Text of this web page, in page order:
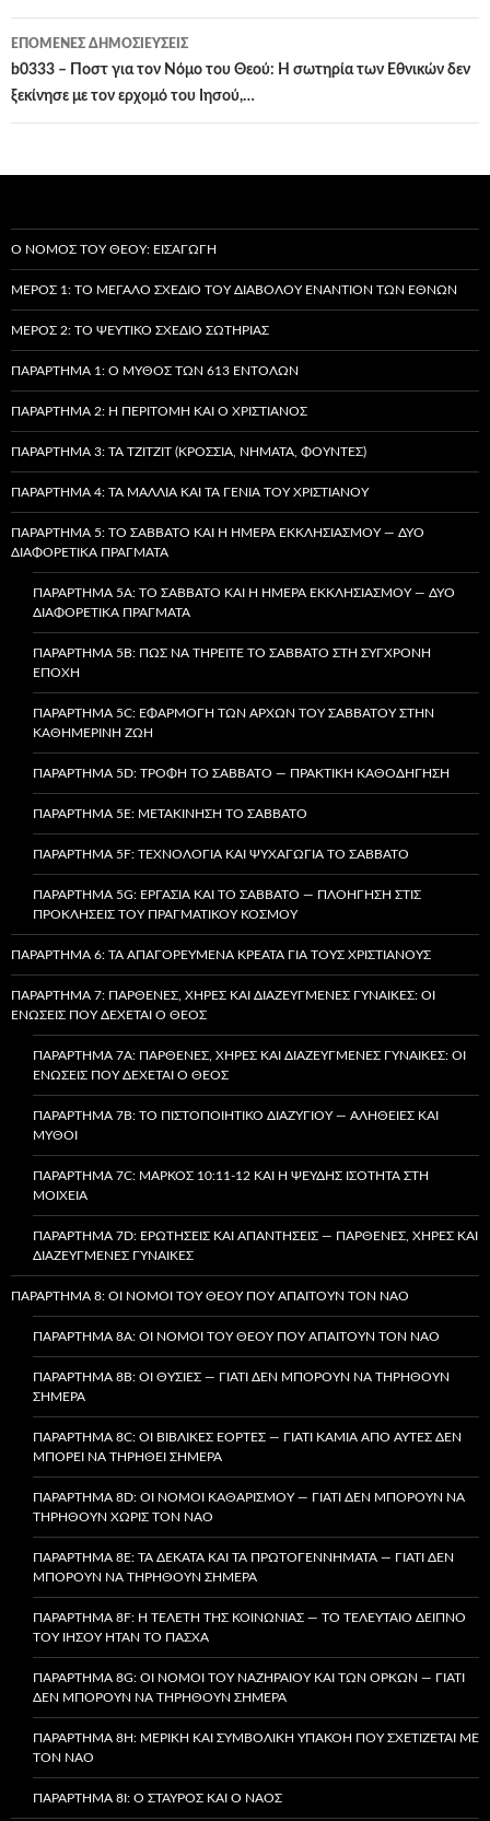
ΕΠΌΜΕΝΕΣ ΔΗΜΟΣΙΕΎΣΕΙΣ
b0333 – Ποστ για τον Νόμο του Θεού: Η σωτηρία των Εθνικών δεν
ξεκίνησε με τον ερχομό του Ιησού,…
Ο ΝΌΜΟΣ ΤΟΥ ΘΕΟΎ: ΕΙΣΑΓΩΓΉ
ΜΈΡΟΣ 1: ΤΟ ΜΕΓΆΛΟ ΣΧΈΔΙΟ ΤΟΥ ΔΙΑΒΌΛΟΥ ΕΝΑΝΤΊΟΝ ΤΩΝ ΕΘΝΏΝ
ΜΈΡΟΣ 2: ΤΟ ΨΕΎΤΙΚΟ ΣΧΈΔΙΟ ΣΩΤΗΡΊΑΣ
ΠΑΡΆΡΤΗΜΑ 1: Ο ΜΎΘΟΣ ΤΩΝ 613 ΕΝΤΟΛΏΝ
ΠΑΡΆΡΤΗΜΑ 2: Η ΠΕΡΙΤΟΜΉ ΚΑΙ Ο ΧΡΙΣΤΙΑΝΌΣ
ΠΑΡΆΡΤΗΜΑ 3: ΤΑ TZITZIT (ΚΡΌΣΣΙΑ, ΝΉΜΑΤΑ, ΦΟΎΝΤΕΣ)
ΠΑΡΆΡΤΗΜΑ 4: ΤΑ ΜΑΛΛΙΆ ΚΑΙ ΤΑ ΓΈΝΙΑ ΤΟΥ ΧΡΙΣΤΙΑΝΟΎ
ΠΑΡΆΡΤΗΜΑ 5: ΤΟ ΣΆΒΒΑΤΟ ΚΑΙ Η ΗΜΈΡΑ ΕΚΚΛΗΣΙΑΣΜΟΎ — ΔΎΟ
ΔΙΑΦΟΡΕΤΙΚΆ ΠΡΆΓΜΑΤΑ
ΠΑΡΆΡΤΗΜΑ 5A: ΤΟ ΣΆΒΒΑΤΟ ΚΑΙ Η ΗΜΈΡΑ ΕΚΚΛΗΣΙΑΣΜΟΎ — ΔΎΟ
ΔΙΑΦΟΡΕΤΙΚΆ ΠΡΆΓΜΑΤΑ
ΠΑΡΆΡΤΗΜΑ 5B: ΠΏΣ ΝΑ ΤΗΡΕΊΤΕ ΤΟ ΣΆΒΒΑΤΟ ΣΤΗ ΣΎΓΧΡΟΝΗ
ΕΠΟΧΉ
ΠΑΡΆΡΤΗΜΑ 5C: ΕΦΑΡΜΟΓΉ ΤΩΝ ΑΡΧΏΝ ΤΟΥ ΣΑΒΒΆΤΟΥ ΣΤΗΝ
ΚΑΘΗΜΕΡΙΝΉ ΖΩΉ
ΠΑΡΆΡΤΗΜΑ 5D: ΤΡΟΦΉ ΤΟ ΣΆΒΒΑΤΟ — ΠΡΑΚΤΙΚΉ ΚΑΘΟΔΉΓΗΣΗ
ΠΑΡΆΡΤΗΜΑ 5E: ΜΕΤΑΚΊΝΗΣΗ ΤΟ ΣΆΒΒΑΤΟ
ΠΑΡΆΡΤΗΜΑ 5F: ΤΕΧΝΟΛΟΓΊΑ ΚΑΙ ΨΥΧΑΓΩΓΊΑ ΤΟ ΣΆΒΒΑΤΟ
ΠΑΡΆΡΤΗΜΑ 5G: ΕΡΓΑΣΊΑ ΚΑΙ ΤΟ ΣΆΒΒΑΤΟ — ΠΛΟΉΓΗΣΗ ΣΤΙΣ
ΠΡΟΚΛΉΣΕΙΣ ΤΟΥ ΠΡΑΓΜΑΤΙΚΟΎ ΚΌΣΜΟΥ
ΠΑΡΆΡΤΗΜΑ 6: ΤΑ ΑΠΑΓΟΡΕΥΜΈΝΑ ΚΡΈΑΤΑ ΓΙΑ ΤΟΥΣ ΧΡΙΣΤΙΑΝΟΎΣ
ΠΑΡΆΡΤΗΜΑ 7: ΠΑΡΘΈΝΕΣ, ΧΉΡΕΣ ΚΑΙ ΔΙΑΖΕΥΓΜΈΝΕΣ ΓΥΝΑΊΚΕΣ: ΟΙ
ΕΝΏΣΕΙΣ ΠΟΥ ΔΈΧΕΤΑΙ Ο ΘΕΌΣ
ΠΑΡΆΡΤΗΜΑ 7A: ΠΑΡΘΈΝΕΣ, ΧΉΡΕΣ ΚΑΙ ΔΙΑΖΕΥΓΜΈΝΕΣ ΓΥΝΑΊΚΕΣ: ΟΙ
ΕΝΏΣΕΙΣ ΠΟΥ ΔΈΧΕΤΑΙ Ο ΘΕΌΣ
ΠΑΡΆΡΤΗΜΑ 7B: ΤΟ ΠΙΣΤΟΠΟΙΗΤΙΚΌ ΔΙΑΖΥΓΊΟΥ — ΑΛΉΘΕΙΕΣ ΚΑΙ
ΜΎΘΟΙ
ΠΑΡΆΡΤΗΜΑ 7C: ΜΆΡΚΟΣ 10:11-12 ΚΑΙ Η ΨΕΥΔΉΣ ΙΣΌΤΗΤΑ ΣΤΗ
ΜΟΙΧΕΊΑ
ΠΑΡΆΡΤΗΜΑ 7D: ΕΡΩΤΉΣΕΙΣ ΚΑΙ ΑΠΑΝΤΉΣΕΙΣ — ΠΑΡΘΈΝΕΣ, ΧΉΡΕΣ ΚΑΙ
ΔΙΑΖΕΥΓΜΈΝΕΣ ΓΥΝΑΊΚΕΣ
ΠΑΡΆΡΤΗΜΑ 8: ΟΙ ΝΌΜΟΙ ΤΟΥ ΘΕΟΎ ΠΟΥ ΑΠΑΙΤΟΎΝ ΤΟΝ ΝΑΌ
ΠΑΡΆΡΤΗΜΑ 8A: ΟΙ ΝΌΜΟΙ ΤΟΥ ΘΕΟΎ ΠΟΥ ΑΠΑΙΤΟΎΝ ΤΟΝ ΝΑΌ
ΠΑΡΆΡΤΗΜΑ 8B: ΟΙ ΘΥΣΊΕΣ — ΓΙΑΤΊ ΔΕΝ ΜΠΟΡΟΎΝ ΝΑ ΤΗΡΗΘΟΎΝ
ΣΉΜΕΡΑ
ΠΑΡΆΡΤΗΜΑ 8C: ΟΙ ΒΙΒΛΙΚΈΣ ΕΟΡΤΈΣ — ΓΙΑΤΊ ΚΑΜΊΑ ΑΠΌ ΑΥΤΈΣ ΔΕΝ
ΜΠΟΡΕΊ ΝΑ ΤΗΡΗΘΕΊ ΣΉΜΕΡΑ
ΠΑΡΆΡΤΗΜΑ 8D: ΟΙ ΝΌΜΟΙ ΚΑΘΑΡΙΣΜΟΎ — ΓΙΑΤΊ ΔΕΝ ΜΠΟΡΟΎΝ ΝΑ
ΤΗΡΗΘΟΎΝ ΧΩΡΊΣ ΤΟΝ ΝΑΌ
ΠΑΡΆΡΤΗΜΑ 8E: ΤΑ ΔΈΚΑΤΑ ΚΑΙ ΤΑ ΠΡΩΤΟΓΕΝΝΉΜΑΤΑ — ΓΙΑΤΊ ΔΕΝ
ΜΠΟΡΟΎΝ ΝΑ ΤΗΡΗΘΟΎΝ ΣΉΜΕΡΑ
ΠΑΡΆΡΤΗΜΑ 8F: Η ΤΕΛΕΤΉ ΤΗΣ ΚΟΙΝΩΝΊΑΣ — ΤΟ ΤΕΛΕΥΤΑΊΟ ΔΕΊΠΝΟ
ΤΟΥ ΙΗΣΟΎ ΉΤΑΝ ΤΟ ΠΆΣΧΑ
ΠΑΡΆΡΤΗΜΑ 8G: ΟΙ ΝΌΜΟΙ ΤΟΥ ΝΑΖΗΡΑΊΟΥ ΚΑΙ ΤΩΝ ΌΡΚΩΝ — ΓΙΑΤΊ
ΔΕΝ ΜΠΟΡΟΎΝ ΝΑ ΤΗΡΗΘΟΎΝ ΣΉΜΕΡΑ
ΠΑΡΆΡΤΗΜΑ 8H: ΜΕΡΙΚΉ ΚΑΙ ΣΥΜΒΟΛΙΚΉ ΥΠΑΚΟΉ ΠΟΥ ΣΧΕΤΊΖΕΤΑΙ ΜΕ
ΤΟΝ ΝΑΌ
ΠΑΡΆΡΤΗΜΑ 8I: Ο ΣΤΑΥΡΌΣ ΚΑΙ Ο ΝΑΌΣ